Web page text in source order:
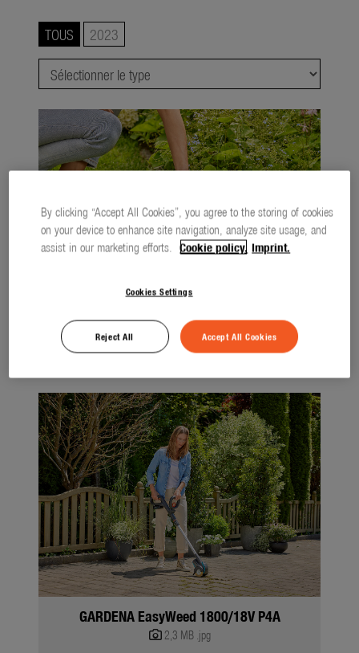
Hiver
Société
À propos de GARDENA
Contact
TOUS 2023
1,8 MB.jpg
GARDENA EasyWeed 1800/18V P4A
2,3 MB .jpg
By clicking “Accept All Cookies”, you agree to the storing of cookies
on your device to enhance site navigation, analyze site usage, and
assist in our marketing efforts. Cookie policy. Imprint.
Cookies Settings
Reject All Accept All Cookies